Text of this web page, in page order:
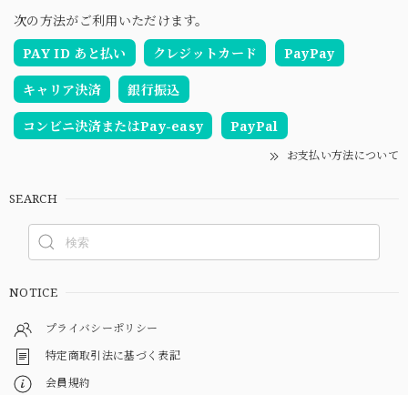
次の方法がご利用いただけます。
PAY ID あと払い
クレジットカード PayPay
キャリア決済 銀行振込
コンビニ決済またはPay-easy PayPal
お支払い方法について
SEARCH
NOTICE
プライバシーポリシー
特定商取引法に基づく表記
会員規約